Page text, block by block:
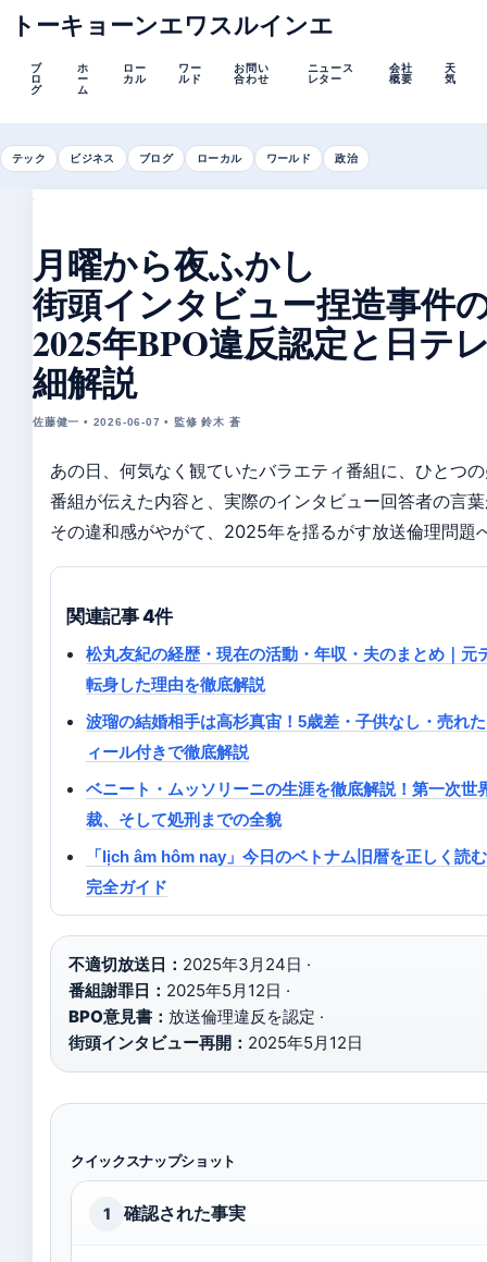
トーキョーンエワスルインエ
ブ
ロ
グ
ホ
ー
ム
ロー
カル
ワー
ルド
お問い
合わせ
ニュース
レター
会社
概要
天
気
テック ビジネス ブログ ローカル ワールド 政治
月曜から夜ふかし
街頭インタビュー捏造事件
2025年BPO違反認定と日テ
細解説
佐藤健一 • 2026-06-07 • 監修 鈴木 蒼
あの日、何気なく観ていたバラエティ番組に、ひとつ
番組が伝えた内容と、実際のインタビュー回答者の言
その違和感がやがて、2025年を揺るがす放送倫理問題
関連記事 4件
松丸友紀の経歴・現在の活動・年収・夫のまとめ｜元
転身した理由を徹底解説
波瑠の結婚相手は高杉真宙！5歳差・子供なし・売れ
ィール付きで徹底解説
ベニート・ムッソリーニの生涯を徹底解説！第一次世
裁、そして処刑までの全貌
「lịch âm hôm nay」今日のベトナム旧暦を正しく読
完全ガイド
不適切放送日： 2025年3月24日 ·
番組謝罪日： 2025年5月12日 ·
BPO意見書： 放送倫理違反を認定 ·
街頭インタビュー再開： 2025年5月12日
クイックスナップショット
1 確認された事実